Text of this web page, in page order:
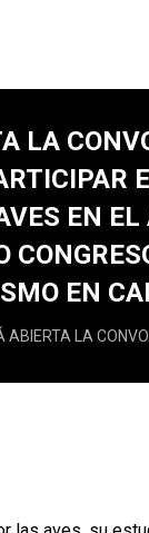
LA
EN
EN
ABIERTA LA